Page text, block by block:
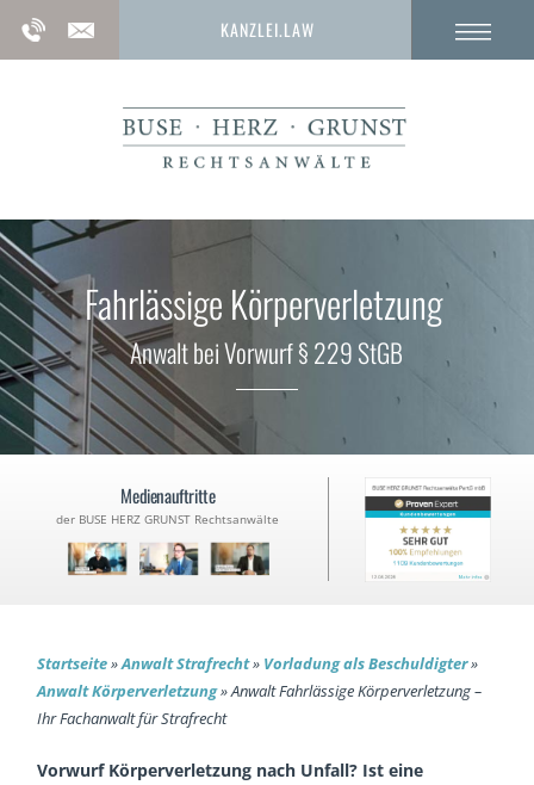
KANZLEI.LAW
Fahrlässige Körperverlet­zung
Anwalt bei Vorwurf § 229 StGB
Medienauftritte
der BUSE HERZ GRUNST Rechtsanwälte
Startseite»Anwalt Strafrecht» Vorladung als Beschuldigter»
Anwalt Körperverletzung»Anwalt Fahrlässige Körperverlet­zung –
Ihr Fachanwalt für Strafrecht
Vorwurf Körperverletzung nach Unfall? Ist eine